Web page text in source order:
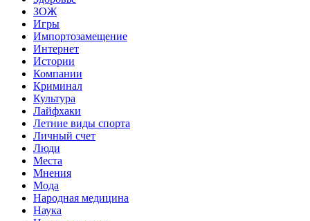
ЗОЖ
Игры
Импортозамещение
Интернет
Истории
Компании
Криминал
Культура
Лайфхаки
Летние виды спорта
Личный счет
Люди
Места
Мнения
Мода
Народная медицина
Наука